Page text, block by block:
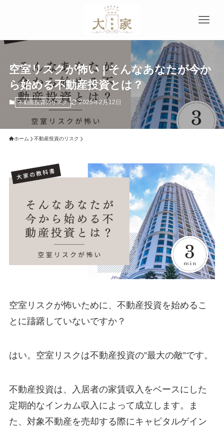
空室リスクが怖い | そんなあなたが今か
ら始める不動産投資とは？
不動産投資のリスク 2025年2月12日
ホーム 不動産投資のリスク
空室リスクが怖いために、不動産投資を始めるこ
とに躊躇していないですか？
はい。空室リスクは不動産投資の”最大の敵”です。
不動産投資は、入居者の家賃収入をベースにした
定期的なインカム収入によって成立します。ま
た、対象不動産を売却する際にキャピタルゲイン